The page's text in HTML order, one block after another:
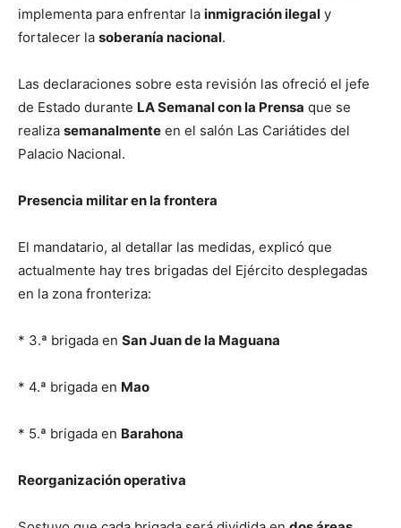
implementa para enfrentar la inmigración ilegal y
fortalecer la soberanía nacional.
Las declaraciones sobre esta revisión las ofreció el jefe
de Estado durante LA Semanal con la Prensa que se
realiza semanalmente en el salón Las Cariátides del
Palacio Nacional.
Presencia militar en la frontera
El mandatario, al detallar las medidas, explicó que
actualmente hay tres brigadas del Ejército desplegadas
en la zona fronteriza:
* 3.ª brigada en San Juan de la Maguana
* 4.ª brigada en Mao
* 5.ª brigada en Barahona
Reorganización operativa